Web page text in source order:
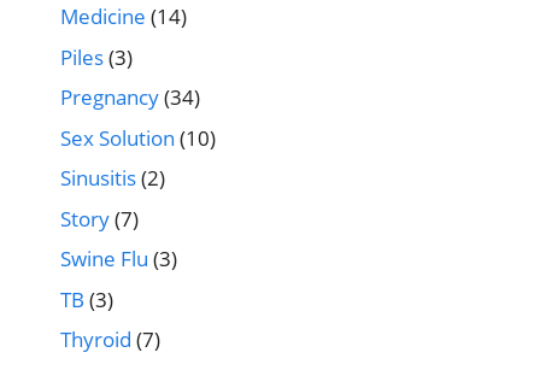
Medicine (14)
Piles(3)
Pregnancy(34)
Sex Solution (10)
Sinusitis(2)
Story(7)
Swine Flu (3)
TB (3)
Thyroid (7)